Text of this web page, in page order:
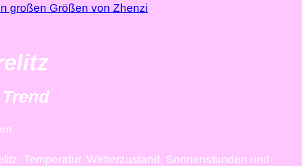
großen Größen von Zhenzi
Temperatur, Wetterzustand, Sonnenstunden und